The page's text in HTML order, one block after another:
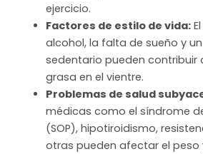
ejercicio.
Factores de estilo de vida:
alcohol, la falta de sueño y
sedentario pueden contribuir
grasa en el vientre.
Problemas de salud
médicas como el síndrome
(SOP), hipotiroidismo,
otras pueden afectar el peso